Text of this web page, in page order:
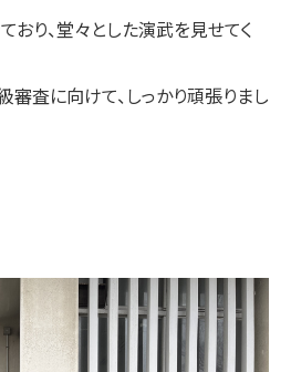
り、堂々とした演武を見せてく
審査に向けて、しっかり頑張りまし